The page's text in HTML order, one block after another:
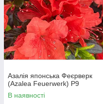
Азалія японська Феєрверк
(Azalea Feuerwerk) P9
В наявності